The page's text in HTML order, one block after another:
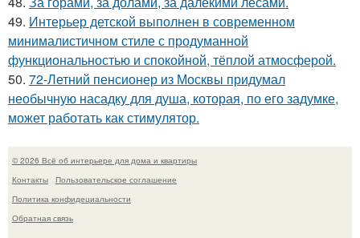
49. Интерьер детской выполнен в современном
минималистичном стиле с продуманной
функциональностью и спокойной, тёплой атмосферой.
50. 72-Летний пенсионер из Москвы придумал
необычную насадку для душа, которая, по его задумке,
может работать как стимулятор.
© 2026 Всё об интерьере для дома и квартиры
Контакты
Пользовательское соглашение
Политика конфидециальности
Обратная связь